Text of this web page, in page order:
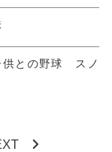
の野球 スノ